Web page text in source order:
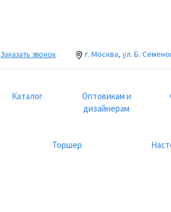
Заказать звонок г. Москва, ул. Б.
Каталог
Оптовикам и
дизайнерам
Торшер